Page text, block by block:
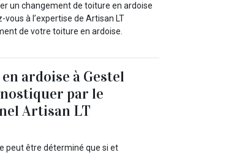
un changement de toiture en ardoise
à l’expertise de Artisan LT
de votre toiture en ardoise.
ardoise à Gestel
par le
Artisan LT
peut être déterminé que si et